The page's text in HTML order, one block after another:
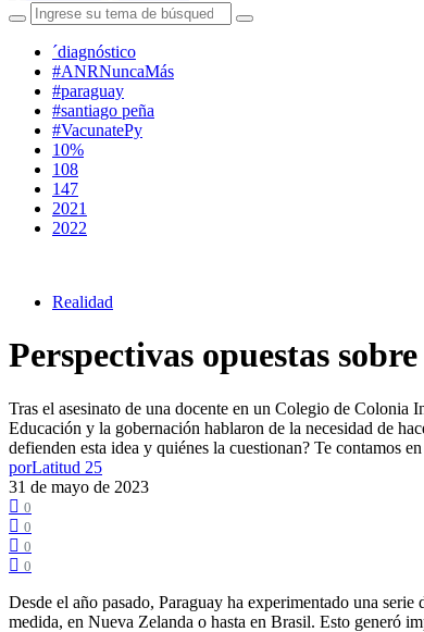
´diagnóstico
#ANRNuncaMás
#paraguay
#santiago peña
#VacunatePy
10%
108
147
2021
2022
Realidad
Perspectivas opuestas
Tras el asesinato de una docente en un Colegio de Colonia
Educación y la gobernación hablaron de la necesidad de
defienden esta idea y quiénes la cuestionan? Te contamos
porLatitud 25
31 de mayo de 2023
0
0
0
0
Desde el año pasado, Paraguay ha experimentado una
medida, en Nueva Zelanda o hasta en Brasil. Esto generó